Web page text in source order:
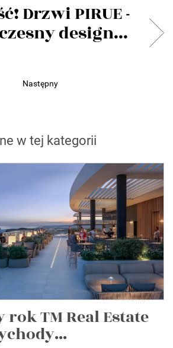
Drzwi PIRUE -
design...
Następny
w tej kategorii
TM Real Estate